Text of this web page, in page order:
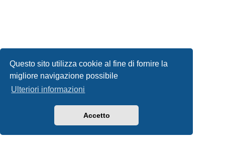
Questo sito utilizza cookie al fine di fornire la
migliore navigazione possibile
Ulteriori informazioni
Accetto